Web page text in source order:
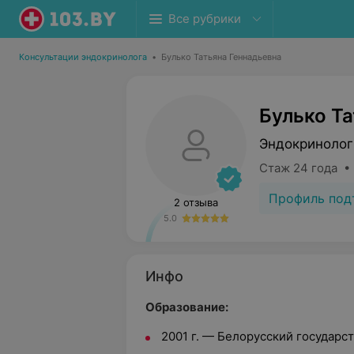
Все рубрики
Консультации эндокринолога • Булько Татьяна Геннадьевна
2 отзыва
5.0
Булько
Стаж 24 года •
Профиль
Инфо
Образование:
2001 г. — Белорусский